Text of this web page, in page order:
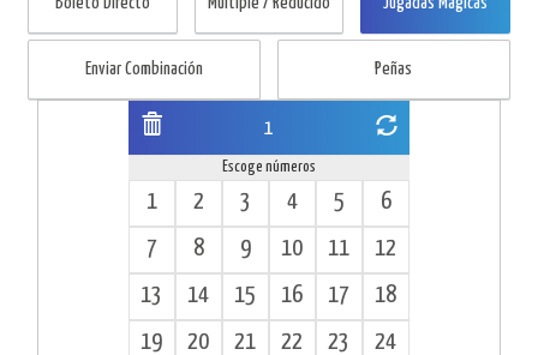
Enviar Combinación Peñas
1
Escoge números
1 2 3 4 5 6
7 8 9 10 11 12
13 14 15 16 17 18
19 20 21 22 23 24